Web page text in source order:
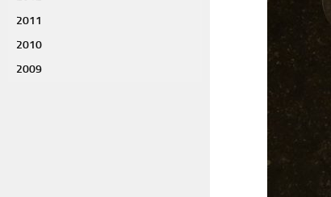
2011
2010
2009